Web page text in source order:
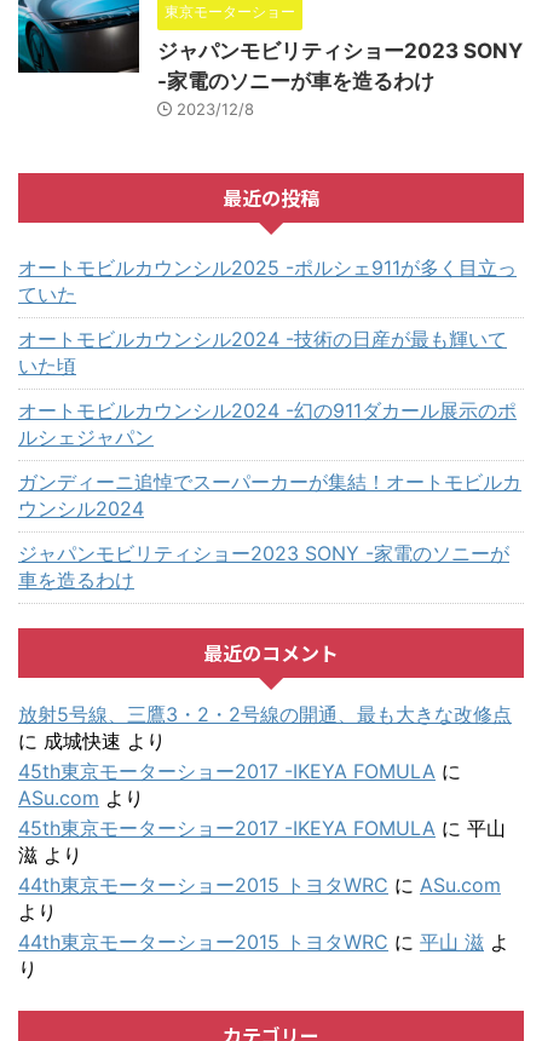
東京モーターショー
ジャパンモビリティショー2023 SONY
-家電のソニーが車を造るわけ
2023/12/8
最近の投稿
オートモビルカウンシル2025 -ポルシェ911が多く目立っ
ていた
オートモビルカウンシル2024 -技術の日産が最も輝いて
いた頃
オートモビルカウンシル2024 -幻の911ダカール展示のポ
ルシェジャパン
ガンディーニ追悼でスーパーカーが集結！オートモビルカ
ウンシル2024
ジャパンモビリティショー2023 SONY -家電のソニーが
車を造るわけ
最近のコメント
放射5号線、三鷹3・2・2号線の開通、最も大きな改修点
に 成城快速 より
45th東京モーターショー2017 -IKEYA FOMULA に
ASu.com より
45th東京モーターショー2017 -IKEYA FOMULA に 平山
滋 より
44th東京モーターショー2015 トヨタWRC に ASu.com
より
44th東京モーターショー2015 トヨタWRC に 平山 滋 よ
り
カテゴリー